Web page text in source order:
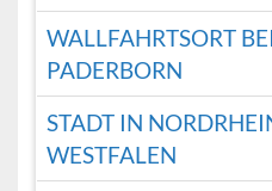
WALLFAHRTSORT BEI
PADERBORN
STADT IN
WESTFALEN